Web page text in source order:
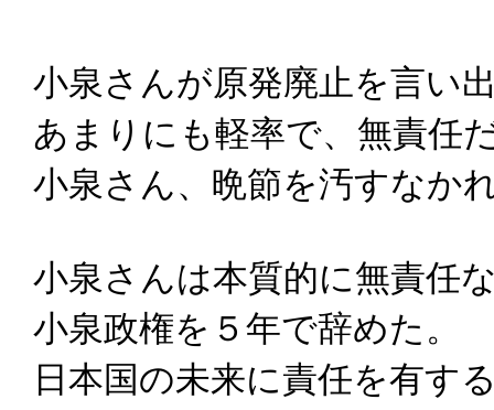
小泉さんが原発廃止を言い
あまりにも軽率で、無責任
小泉さん、晩節を汚すなか
小泉さんは本質的に無責任
小泉政権を５年で辞めた。
日本国の未来に責任を有す